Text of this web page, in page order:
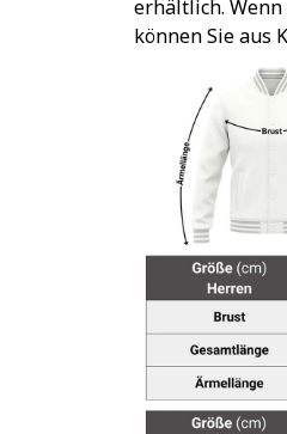
erhältlich.
können Sie aus